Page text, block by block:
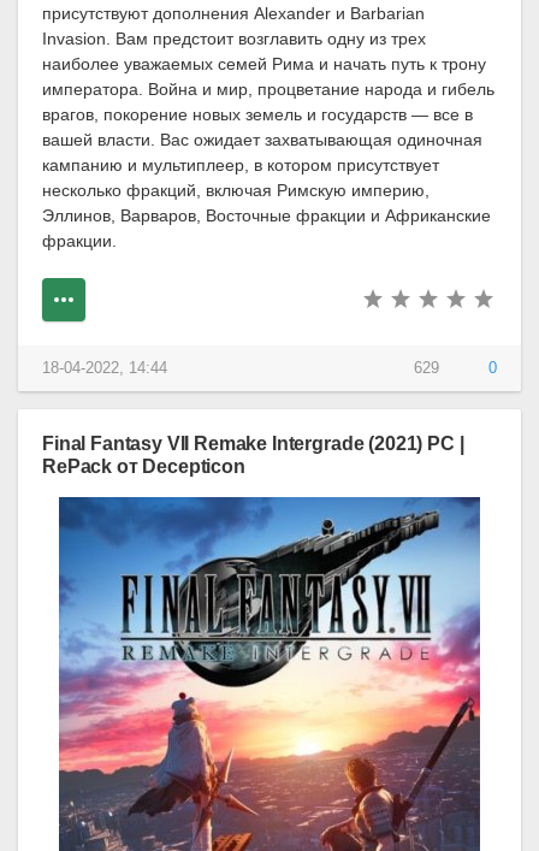
присутствуют дополнения Alexander и Barbarian
Invasion. Вам предстоит возглавить одну из трех
наиболее уважаемых семей Рима и начать путь к трону
императора. Война и мир, процветание народа и гибель
врагов, покорение новых земель и государств — все в
вашей власти. Вас ожидает захватывающая одиночная
кампанию и мультиплеер, в котором присутствует
несколько фракций, включая Римскую империю,
Эллинов, Варваров, Восточные фракции и Африканские
фракции.
629 0
18-04-2022, 14:44
Final Fantasy VII Remake Intergrade (2021) PC |
RePack от Decepticon